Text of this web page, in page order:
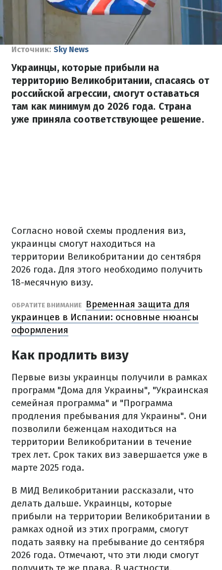
Источник: Sky News
Украинцы, которые прибыли на
территорию Великобритании, спасаясь от
российской агрессии, смогут оставаться
там как минимум до 2026 года. Страна
уже приняла соответствующее решение.
Согласно новой схемы продления виз,
украинцы смогут находиться на
территории Великобритании до сентября
2026 года. Для этого необходимо получить
18-месячную визу.
ОБРАТИТЕ ВНИМАНИЕ
Временная защита для
украинцев в Испании: основные нюансы
оформления
Как продлить визу
Первые визы украинцы получили в рамках
программ "Дома для Украины", "Украинская
семейная программа" и "Программа
продления пребывания для Украины". Они
позволили беженцам находиться на
территории Великобритании в течение
трех лет. Срок таких виз завершается уже в
марте 2025 года.
В МИД Великобритании рассказали, что
делать дальше. Украинцы, которые
прибыли на территории Великобритании в
рамках одной из этих программ, смогут
подать заявку на пребывание до сентября
2026 года. Отмечают, что эти люди смогут